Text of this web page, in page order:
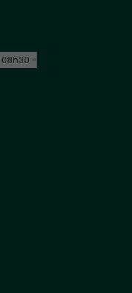
08h30 -